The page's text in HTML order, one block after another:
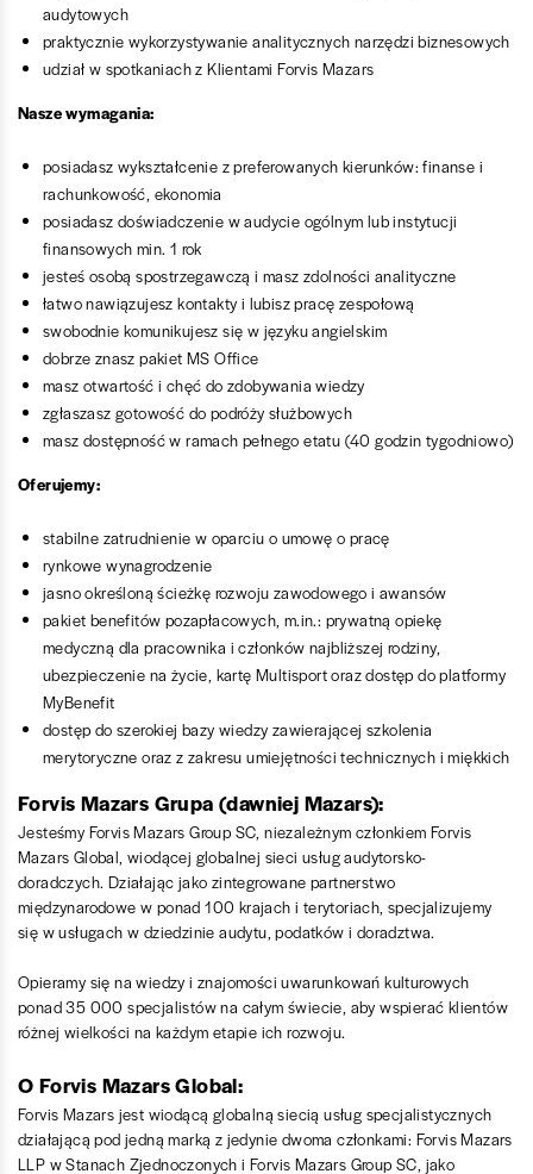
audytowych
praktycznie wykorzystywanie analitycznych narzędzi biznesowych
udział w spotkaniach z Klientami Forvis Mazars
Nasze wymagania:
posiadasz wykształcenie z preferowanych kierunków: finanse i
rachunkowość, ekonomia
posiadasz doświadczenie w audycie ogólnym lub instytucji
finansowych min. 1 rok
jesteś osobą spostrzegawczą i masz zdolności analityczne
łatwo nawiązujesz kontakty i lubisz pracę zespołową
swobodnie komunikujesz się w języku angielskim
dobrze znasz pakiet MS Office
masz otwartość i chęć do zdobywania wiedzy
zgłaszasz gotowość do podróży służbowych
masz dostępność w ramach pełnego etatu (40 godzin tygodniowo)
Oferujemy:
stabilne zatrudnienie w oparciu o umowę o pracę
rynkowe wynagrodzenie
jasno określoną ścieżkę rozwoju zawodowego i awansów
pakiet benefitów pozapłacowych, m.in.: prywatną opiekę
medyczną dla pracownika i członków najbliższej rodziny,
ubezpieczenie na życie, kartę Multisport oraz dostęp do platformy
MyBenefit
dostęp do szerokiej bazy wiedzy zawierającej szkolenia
merytoryczne oraz z zakresu umiejętności technicznych i miękkich
Forvis Mazars Grupa (dawniej Mazars):
Jesteśmy Forvis Mazars Group SC, niezależnym członkiem Forvis
Mazars Global, wiodącej globalnej sieci usług audytorsko-
doradczych. Działając jako zintegrowane partnerstwo
międzynarodowe w ponad 100 krajach i terytoriach, specjalizujemy
się w usługach w dziedzinie audytu, podatków i doradztwa.
Opieramy się na wiedzy i znajomości uwarunkowań kulturowych
ponad 35 000 specjalistów na całym świecie, aby wspierać klientów
różnej wielkości na każdym etapie ich rozwoju.
O Forvis Mazars Global:
Forvis Mazars jest wiodącą globalną siecią usług specjalistycznych
działającą pod jedną marką z jedynie dwoma członkami: Forvis Mazars
LLP w Stanach Zjednoczonych i Forvis Mazars Group SC, jako